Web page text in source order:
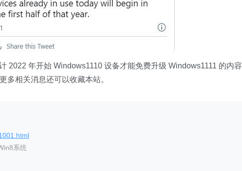
年开始 Windows1110 设备才能免费升级 Windows1111 的内容
多相关消息还可以收藏本站。
系统